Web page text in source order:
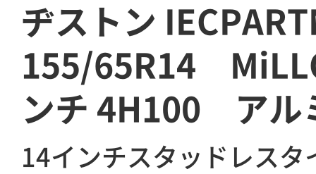
ヂストン
155/65R14
ンチ 4H100 アル
14インチスタッドレスタ